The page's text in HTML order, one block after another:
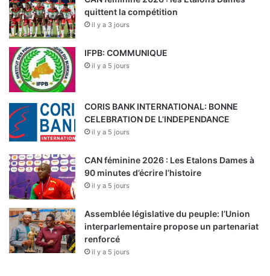
quittent la compétition
il y a 3 jours
IFPB: COMMUNIQUE
il y a 5 jours
CORIS BANK INTERNATIONAL: BONNE
CELEBRATION DE L’INDEPENDANCE
il y a 5 jours
CAN féminine 2026 : Les Etalons Dames à
90 minutes d’écrire l’histoire
il y a 5 jours
Assemblée législative du peuple: l’Union
interparlementaire propose un partenariat
renforcé
il y a 5 jours